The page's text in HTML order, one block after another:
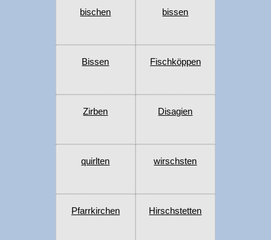
bischen bissen
Bissen Fischköppen
Zirben Disagien
quirlten wirschsten
Pfarrkirchen Hirschstetten